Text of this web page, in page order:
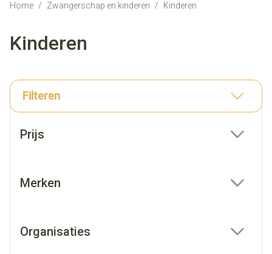
Home / Zwangerschap en kinderen / Kinderen
Kinderen
Filteren
Prijs
Merken
Organisaties